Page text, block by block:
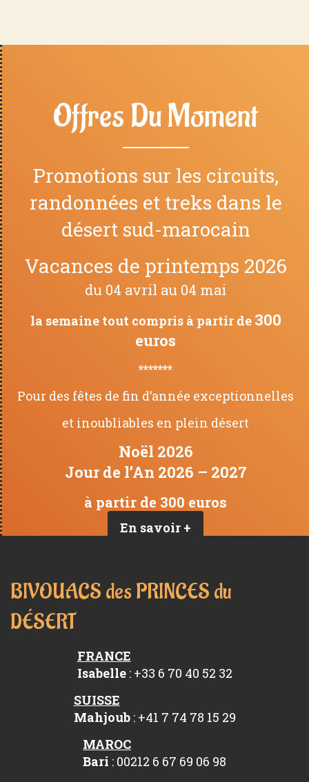
Offres Du Moment
Promotions sur les circuits,
randonnées et treks dans le
désert sud-marocain
Vacances de printemps 2026
du 04 avril au 04 mai
la semaine tout compris à partir de 300
euros
*******
Pour des fêtes de fin d’année exceptionnelles
et inoubliables en plein désert
Noël 2026
Jour de l’An 2026 – 2027
à partir de 300 euros
En savoir +
BIVOUACS des PRINCES du
DÉSERT
FRANCE
Isabelle: +33 6 70 40 52 32
SUISSE
Mahjoub: +41 7 74 78 15 29
MAROC
Bari : 00212 6 67 69 06 98